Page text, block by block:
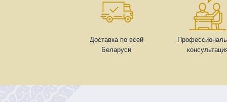
Доставка по всей
Беларуси